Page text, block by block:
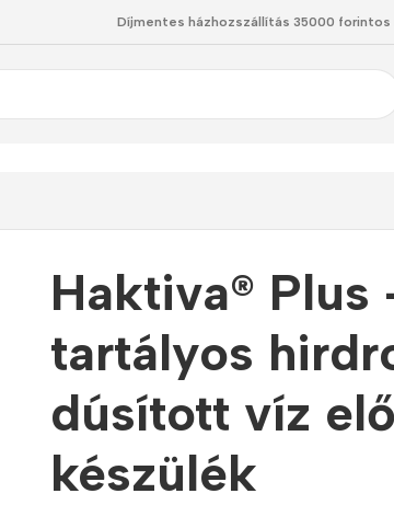
Díjmentes házhozszállítás 35000
Haktiva® Plus
tartályos
dúsított víz
készülék